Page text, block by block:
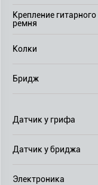
Крепление гитарного
ремня
Колки
Бридж
Датчик у грифа
Датчик у бриджа
Электроника